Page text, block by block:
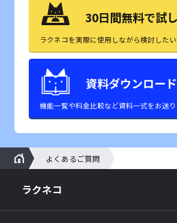
30日間無料で試
ラクネコを実際に使用しながら検討した
資料ダウンロード
機能一覧や料金比較など資料一式をお送
よくあるご質問
ラクネコ